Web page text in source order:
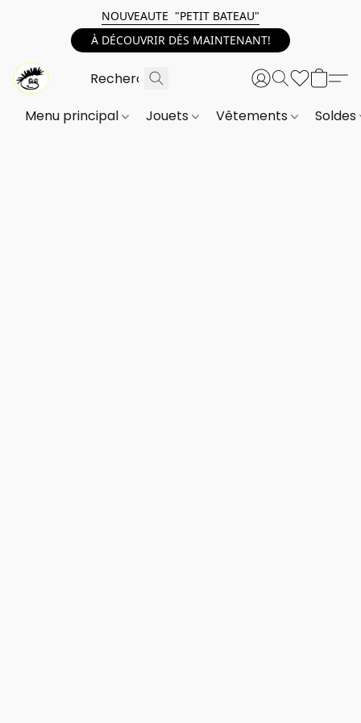
NOUVEAUTE "PETIT BATEAU"
À DÉCOUVRIR DÈS MAINTENANT!
Menu principal Jouets Vêtements Soldes